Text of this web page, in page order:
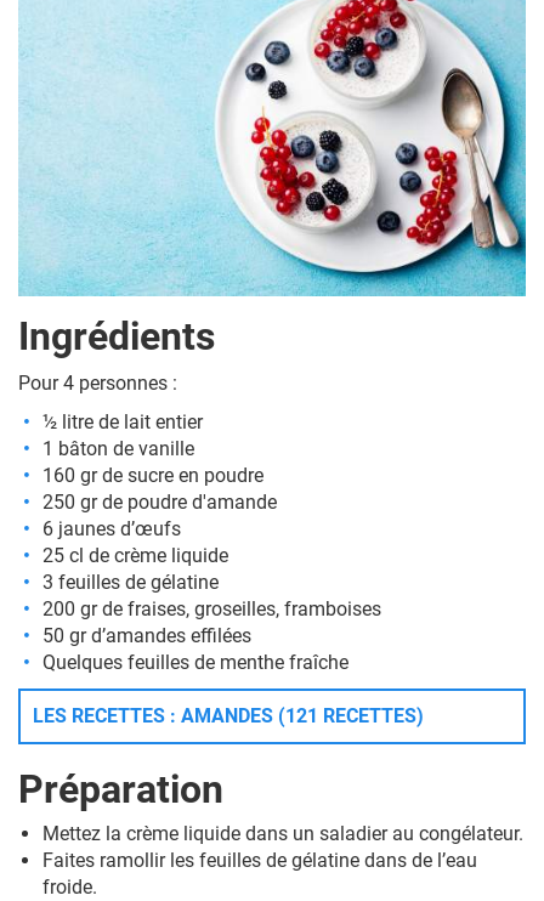
Ingrédients
Pour 4 personnes :
½ litre de lait entier
1 bâton de vanille
160 gr de sucre en poudre
250 gr de poudre d'amande
6 jaunes d’œufs
25 cl de crème liquide
3 feuilles de gélatine
200 gr de fraises, groseilles, framboises
50 gr d’amandes effilées
Quelques feuilles de menthe fraîche
LES RECETTES : AMANDES (121 RECETTES)
Préparation
Mettez la crème liquide dans un saladier au congélateur.
Faites ramollir les feuilles de gélatine dans de l’eau
froide.